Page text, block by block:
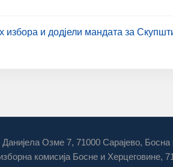
и додјели мандата за
Данијела Озме 7, 71000 Сарајево, Босна
комисија Босне и Херцеговине,